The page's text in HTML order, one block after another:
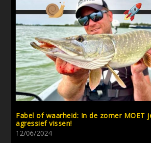
Fabel of waarheid: In de zomer MOET
agressief vissen!
12/06/2024